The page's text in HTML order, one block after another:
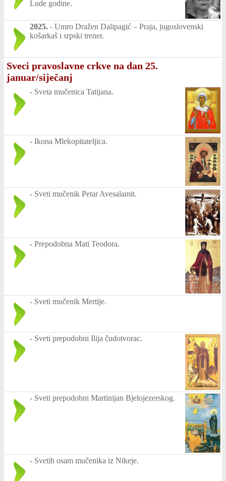
Lude godine.
2025. - Umro Dražen Dalipagić – Praja, jugoslovenski
košarkaš i srpski trener.
Sveci pravoslavne crkve na dan 25.
januar/siječanj
- Sveta mučenica Tatijana.
- Ikona Mlekopitateljica.
- Sveti mučenik Petar Avesalamit.
- Prepodobna Mati Teodora.
- Sveti mučenik Mertije.
- Sveti prepodobni Ilija čudotvorac.
- Sveti prepodobni Martinijan Bjelojezerskog.
- Svetih osam mučenika iz Nikeje.